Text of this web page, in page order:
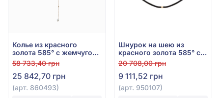
Колье из красного
золота 585° с жемчугом,
арт. 860493
58 733,40 грн
25 842,70 грн
(арт. 860493)
Шнурок на шею из
красного золота 585° с
чёрным текстилем, арт.
950107
20 708,00 грн
9 111,52 грн
(арт. 950107)